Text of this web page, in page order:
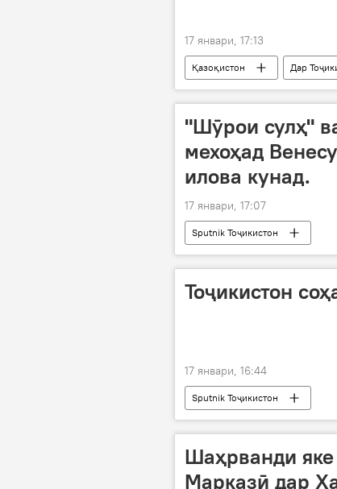
17 январи, 17:13
Қазоқистон Дар
Рӯйдод, ҷиноят ва ҳолатҳои
"Шӯрои сулҳ"
мехоҳад
илова кунад.
17 январи, 17:07
Sputnik Тоҷикистон
Тоҷикистон
17 январи, 16:44
Sputnik Тоҷикистон
Шаҳрванди
Марказӣ дар